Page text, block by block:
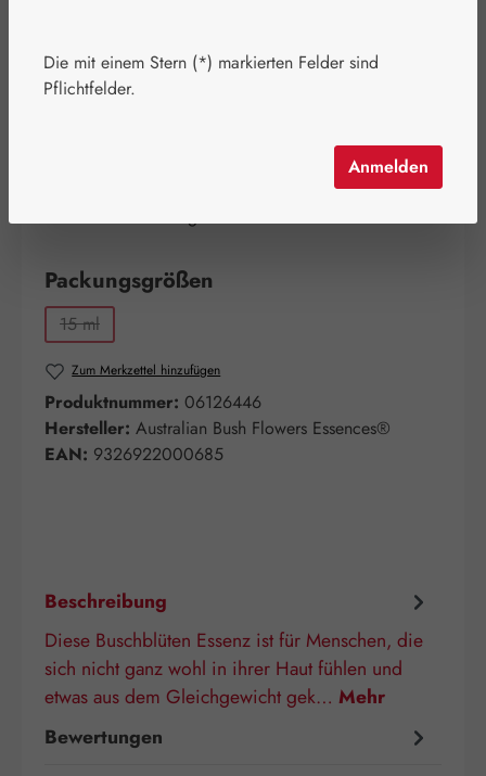
Regulärer Preis:
18,00 €
Packungsgrößen
15 ml
(Diese Option ist zurzeit nicht verfügbar.)
Zum Merkzettel hinzufügen
Produktnummer: 06126446
Hersteller: Australian Bush Flowers Essences®
EAN: 9326922000685
Beschreibung
Diese Buschblüten Essenz ist für Menschen, die
sich nicht ganz wohl in ihrer Haut fühlen und
etwas aus dem Gleichgewicht gek… Mehr
Bewertungen
Die mit einem Stern (*) markierten Felder sind
Pflichtfelder.
Anmelden